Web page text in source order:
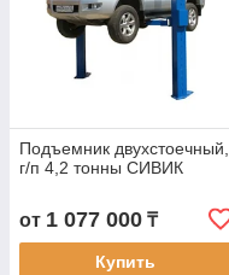
Подъемник двухстоечный,
г/п 4,2 тонны СИВИК
от 1 077 000 ₸
Купить